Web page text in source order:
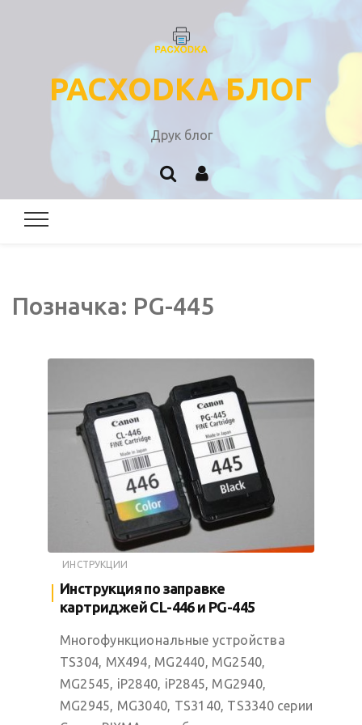
PACXODKA БЛОГ
Друк блог
Позначка: PG-445
ИНСТРУКЦИИ
Инструкция по заправке
картриджей CL-446 и PG-445
Многофункциональные устройства
TS304, MX494, MG2440, MG2540,
MG2545, iP2840, iP2845, MG2940,
MG2945, MG3040, TS3140, TS3340 серии